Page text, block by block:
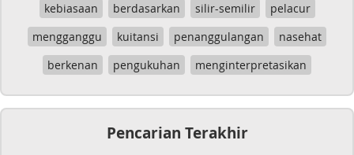
kebiasaan
berdasarkan silir-semilir
pelacur
mengganggu
kuitansi penanggulangan
nasehat
berkenan
pengukuhan menginterpretasikan
Pencarian Terakhir